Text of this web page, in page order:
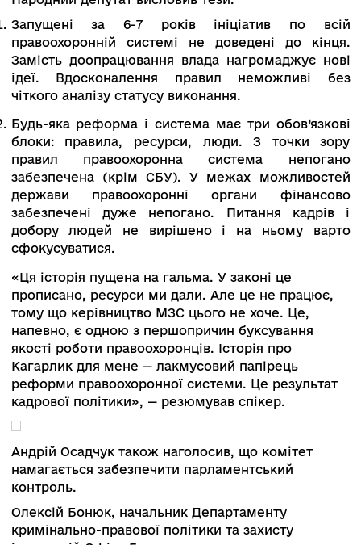
запобігання згубного впливу ймовірних
конституційного суду, і створення робочої
на четвертому тижні кризи — недостатньо
крок. Треба оновлювати
структуру.
Проблема ОАСК. Петиція про його
набрала відповідну кількість
Меморандумі з МВФ йдеться, що в нього
забрати невластиві окружному
повноваження.
«ВРП, ВККС, Конституційний суд і ОАСК. Якщо
рішуче не перезавантажити всі чотири, то
зберігається величезна загроза того, що навіть
якщо буде поступ, ми все одно прийдемо до
точки нуль, у якій ми знаходимося прямо
Треба діяти досить оперативно», — резюмував
Михайло Жернаков.
Реформа органів правопорядку
проекту Центру політико-правових реформ,
звернувся спершу до Андрія Осадчука,
депутата, Першого заступника голови
Верховної Ради України з питань
діяльності. Він зазначив, що парламентський
комітет за рік має як успіхи, так і критику